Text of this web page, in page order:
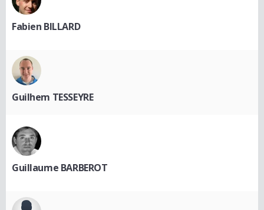
Fabien BILLARD
Guilhem TESSEYRE
Guillaume BARBEROT